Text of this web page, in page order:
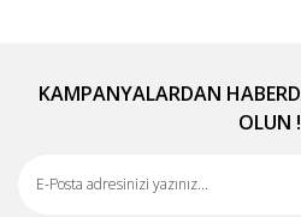
Yorum Yaz
Görüş ve önerileriniz için
Ürün açıklamasında eksik
KAMPANYALARDAN
OLUN !